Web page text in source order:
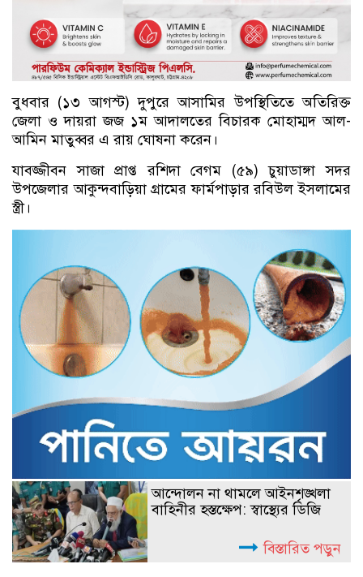
বুধবার (১৩ আগস্ট) দুপুরে আসামির উপস্থিতিতে অতিরিক্ত
জেলা ও দায়রা জজ ১ম আদালতের বিচারক মোহাম্মদ আল-
আমিন মাতুব্বর এ রায় ঘোষনা করেন।
যাবজ্জীবন সাজা প্রাপ্ত রশিদা বেগম (৫৯) চুয়াডাঙ্গা সদর
উপজেলার আকুন্দবাড়িয়া গ্রামের ফার্মপাড়ার রবিউল ইসলামের
স্ত্রী।
আন্দোলন না থামলে আইনশৃঙ্খলা
বাহিনীর হস্তক্ষেপ: স্বাস্থ্যের ডিজি
বিস্তারিত পড়ুন